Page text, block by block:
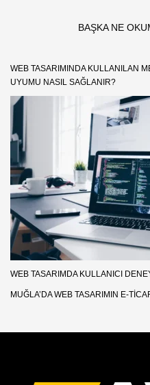
BAŞKA NE
WEB TASARIMINDA KULLANILAN
UYUMU NASIL SAĞLANIR?
WEB TASARIMDA KULLANICI
MUĞLA’DA WEB TASARIMIN E-